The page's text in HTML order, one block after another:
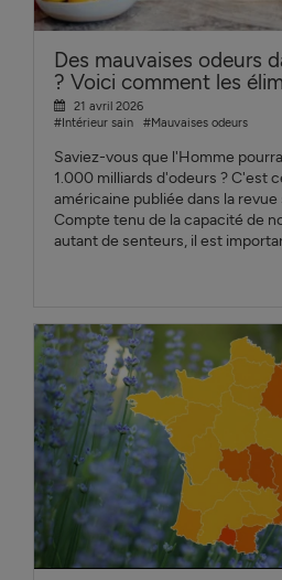
Des mauvaises odeurs
? Voici comment les
21 avril 2026
#Intérieur sain
#Mauvaises odeurs
Saviez-vous que l'Homme
1.000 milliards d'odeurs ? C'est
américaine publiée dans la
Compte tenu de la capacité de
autant de senteurs, il est